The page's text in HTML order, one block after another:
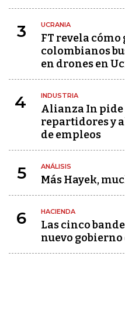
3 UCRANIA
FT revela
colombianos
en drones en
4 INDUSTRIA
Alianza In pide
repartidores y
de empleos
5 ANÁLISIS
Más Hayek,
6 HACIENDA
Las cinco
nuevo